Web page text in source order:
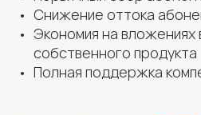
Снижение оттока
Экономия на вложениях
собственного продукта
Полная поддержка